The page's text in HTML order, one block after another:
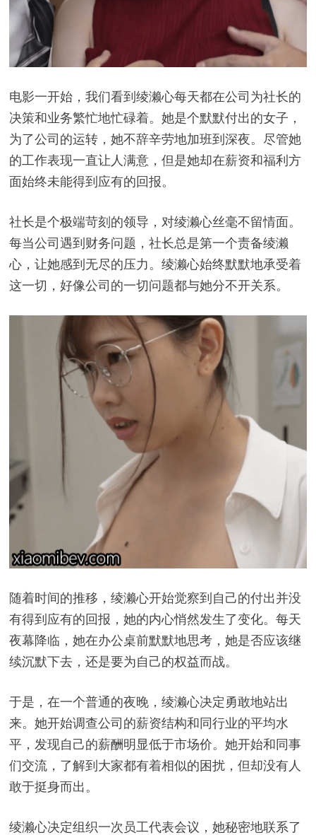
电影一开始，我们看到绫濑心每天都在公司为社长的
决策和业务繁忙地忙碌着。她是个默默付出的女子，
为了公司的运转，她不辞辛劳地加班到深夜。尽管她
的工作表现一直让人满意，但是她却在薪资和福利方
面始终未能得到应有的回报。
社长是个极端苛刻的领导，对绫濑心丝毫不留情面。
每当公司遇到财务问题，社长总是第一个责备绫濑
心，让她感到无尽的压力。绫濑心始终默默地承受着
这一切，好像公司的一切问题都与她分不开关系。
随着时间的推移，绫濑心开始觉察到自己的付出并没
有得到应有的回报，她的内心悄然发生了变化。每天
夜幕降临，她在办公桌前默默地思考，她是否应该继
续沉默下去，还是要为自己的权益而战。
于是，在一个普通的夜晚，绫濑心决定勇敢地站出
来。她开始调查公司的薪资结构和同行业的平均水
平，发现自己的薪酬明显低于市场价。她开始和同事
们交流，了解到大家都有着相似的困扰，但却没有人
敢于挺身而出。
绫濑心决定组织一次员工代表会议，她秘密地联系了